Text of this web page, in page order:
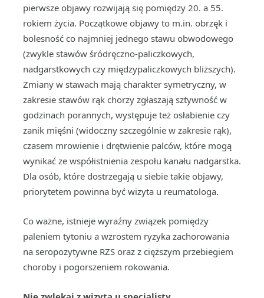
pierwsze objawy rozwijają się pomiędzy 20. a 55.
rokiem życia. Początkowe objawy to m.in. obrzęk i
bolesność co najmniej jednego stawu obwodowego
(zwykle stawów śródręczno-paliczkowych,
nadgarstkowych czy międzypaliczkowych bliższych).
Zmiany w stawach mają charakter symetryczny, w
zakresie stawów rąk chorzy zgłaszają sztywność w
godzinach porannych, występuje też osłabienie czy
zanik mięśni (widoczny szczególnie w zakresie rąk),
czasem mrowienie i drętwienie palców, które mogą
wynikać ze współistnienia zespołu kanału nadgarstka.
Dla osób, które dostrzegają u siebie takie objawy,
priorytetem powinna być wizyta u reumatologa.
Co ważne, istnieje wyraźny związek pomiędzy
paleniem tytoniu a wzrostem ryzyka zachorowania
na seropozytywne RZS oraz z cięższym przebiegiem
choroby i pogorszeniem rokowania.